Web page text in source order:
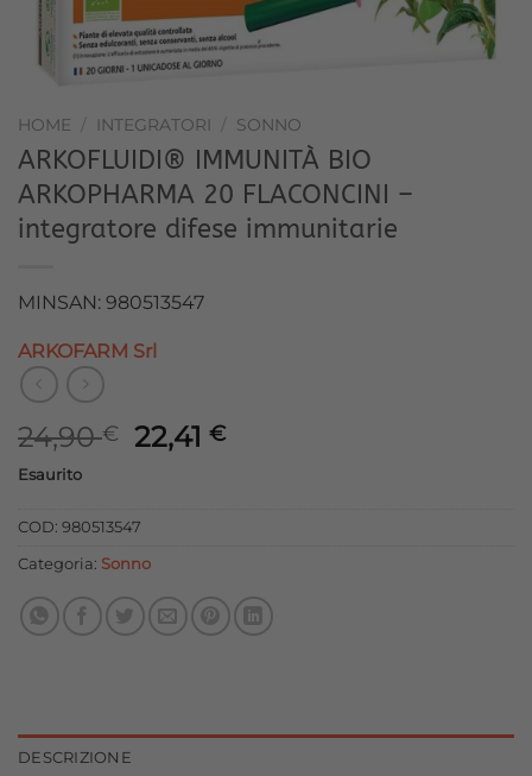
HOME / INTEGRATORI / SONNO
ARKOFLUIDI® IMMUNITÀ BIO
ARKOPHARMA 20 FLACONCINI –
integratore difese immunitarie
MINSAN: 980513547
ARKOFARM Srl
24,90€
Il
prezzo
era:
22,41€Il
Esaurito
COD: 980513547
Categoria: Sonno
DESCRIZIONE